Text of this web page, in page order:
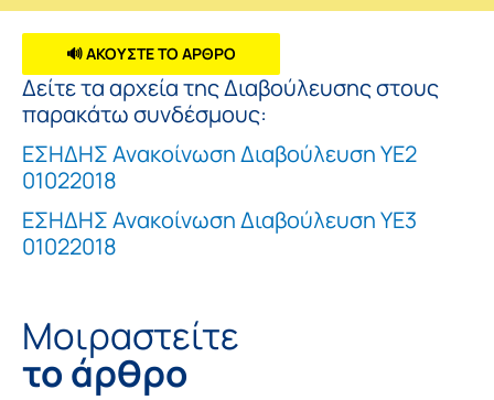
🔊 ΑΚΟΥΣΤΕ ΤΟ ΑΡΘΡΟ
Δείτε τα αρχεία της Διαβούλευσης στους
παρακάτω συνδέσμους:
ΕΣΗΔΗΣ Ανακοίνωση Διαβούλευση ΥΕ2
01022018
ΕΣΗΔΗΣ Ανακοίνωση Διαβούλευση ΥΕ3
01022018
Μοιραστείτε
το άρθρο